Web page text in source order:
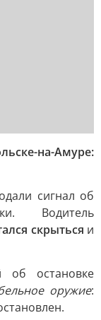
на-Амуре:
сигнал об
Водитель
скрыться и
об остановке
оружие: